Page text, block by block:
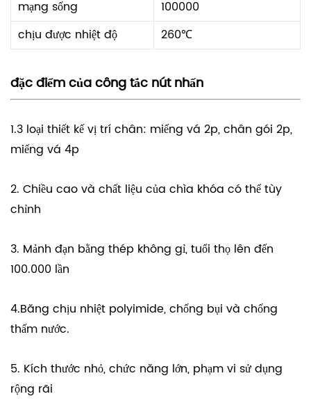
mạng sống
100000
chịu được nhiệt độ
260℃
đặc điểm của công tắc nút nhấn
1.3 loại thiết kế vị trí chân: miếng vá 2p, chân gói 2p,
miếng vá 4p
2. Chiều cao và chất liệu của chìa khóa có thể tùy
chỉnh
3. Mảnh đạn bằng thép không gỉ, tuổi thọ lên đến
100.000 lần
4.Băng chịu nhiệt polyimide, chống bụi và chống
thấm nước.
5. Kích thước nhỏ, chức năng lớn, phạm vi sử dụng
rộng rãi